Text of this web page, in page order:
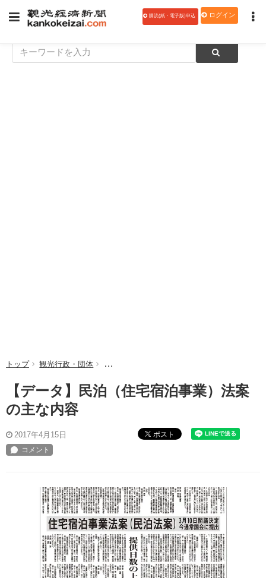
購読(紙・電子版)申込 ログイン
トップ 観光行政・団体 【データ】民泊（住宅宿泊事業）法案の主な
【データ】民泊（住宅宿泊事業）法案
の主な内容
2017年4月15日 ポスト